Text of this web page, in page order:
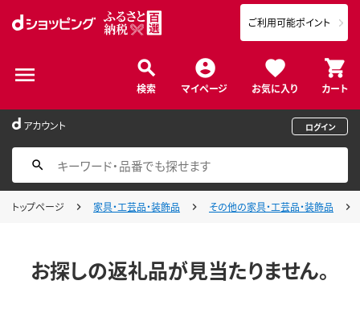
検索 マイページ お気に入り カート
ご利用可能ポイント
アカウント ログイン
トップページ 家具・工芸品・装飾品 その他の家具・工芸品・装飾品
お探しの返礼品が見当たりません。